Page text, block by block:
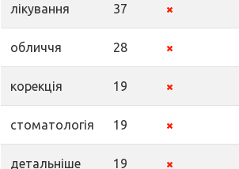
лікування 37
обличчя 28
корекція 19
стоматологія 19
детальніше 19